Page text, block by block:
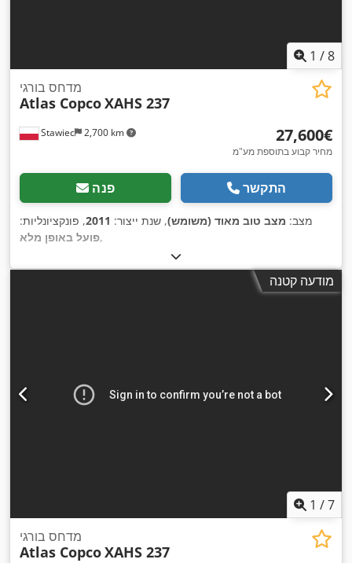
1 /8
Stawiec 2,700 km
מדחס בורגי
Atlas CopcoXAHS 237
‏27,600 ‏€
מחיר קבוע בתוספת מע"מ
פנה התקשר
מצב: מצב טוב מאוד (משומש), שנת ייצור: 2011, פונקציונליות:
פועל באופן מלא,
מודעה קטנה
1 /7
מדחס בורגי
Atlas CopcoXAHS 237